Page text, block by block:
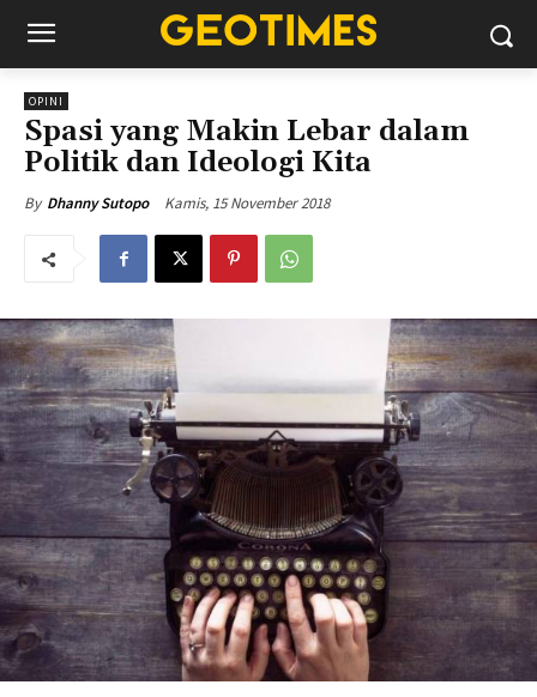
OPINI
Spasi yang Makin Lebar dalam
Politik dan Ideologi Kita
By Dhanny Sutopo Kamis, 15 November 2018